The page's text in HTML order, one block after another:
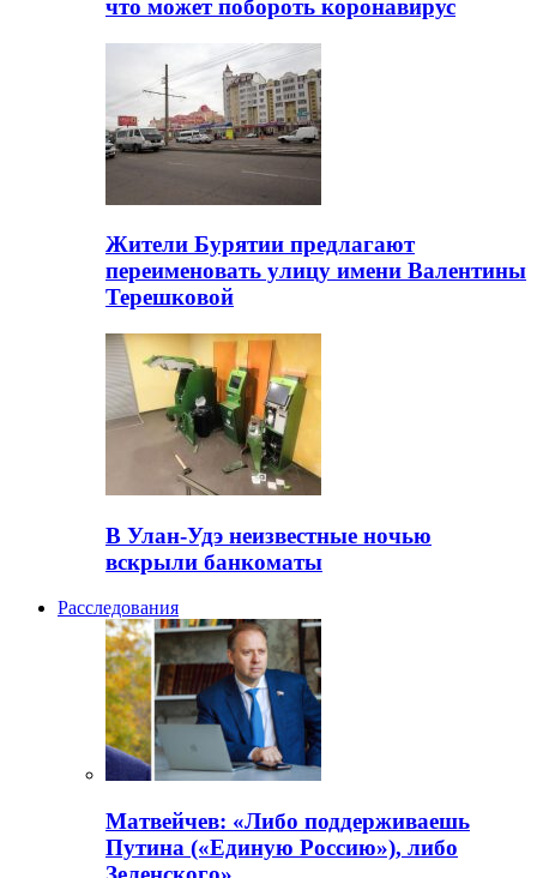
что может побороть коронавирус
Жители Бурятии предлагают
переименовать улицу имени Валентины
Терешковой
В Улан-Удэ неизвестные ночью
вскрыли банкоматы
Расследования
Матвейчев: «Либо поддерживаешь
Путина («Единую Россию»), либо